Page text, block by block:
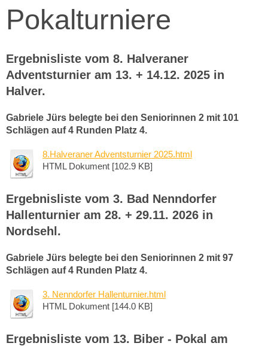
Pokalturniere
Ergebnisliste vom 8. Halveraner
Adventsturnier am 13. + 14.12. 2025 in
Halver.
Gabriele Jürs belegte bei den Seniorinnen 2 mit 101
Schlägen auf 4 Runden Platz 4.
8.Halveraner Adventsturnier 2025.html
HTML Dokument [102.9 KB]
Ergebnisliste vom 3. Bad Nenndorfer
Hallenturnier am 28. + 29.11. 2026 in
Nordsehl.
Gabriele Jürs belegte bei den Seniorinnen 2 mit 97
Schlägen auf 4 Runden Platz 4.
3. Nenndorfer Hallenturnier.html
HTML Dokument [144.0 KB]
Ergebnisliste vom 13. Biber - Pokal am